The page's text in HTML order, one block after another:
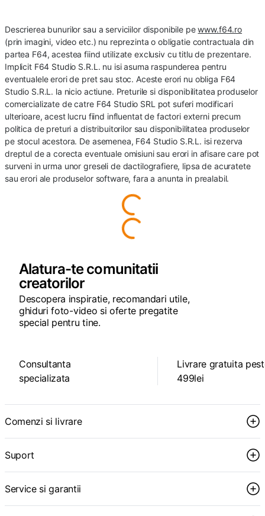
Descrierea bunurilor sau a serviciilor disponibile pewww.f64.ro
(prin imagini, video etc.) nu reprezinta o obligatie contractuala din
partea F64, acestea fiind utilizate exclusiv cu titlu de prezentare.
Implicit F64 Studio S.R.L. nu isi asuma raspunderea pentru
eventualele erori de pret sau stoc. Aceste erori nu obliga F64
Studio S.R.L. la nicio actiune. Preturile si disponibilitatea produselor
comercializate de catre F64 Studio SRL pot suferi modificari
ulterioare, acest lucru fiind influentat de factori externi precum
politica de preturi a distribuitorilor sau disponibilitatea produselor
pe stocul acestora. De asemenea, F64 Studio S.R.L. isi rezerva
dreptul de a corecta eventuale omisiuni sau erori in afisare care pot
surveni in urma unor greseli de dactilografiere, lipsa de acuratete
sau erori ale produselor software, fara a anunta in prealabil.
Alatura-te comunitatii
creatorilor
Descopera inspiratie, recomandari utile,
ghiduri foto-video si oferte pregatite
special pentru tine.
Consultanta
specializata
Livrare gratuita
499lei
Comenzi si livrare
Suport
Service si garantii